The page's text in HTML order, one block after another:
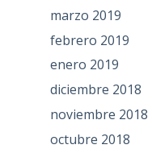
marzo 2019
febrero 2019
enero 2019
diciembre 2018
noviembre 2018
octubre 2018